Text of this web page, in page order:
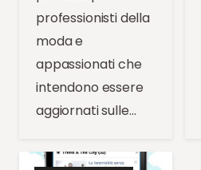
professionisti della
moda e
appassionati che
intendono essere
aggiornati sulle…